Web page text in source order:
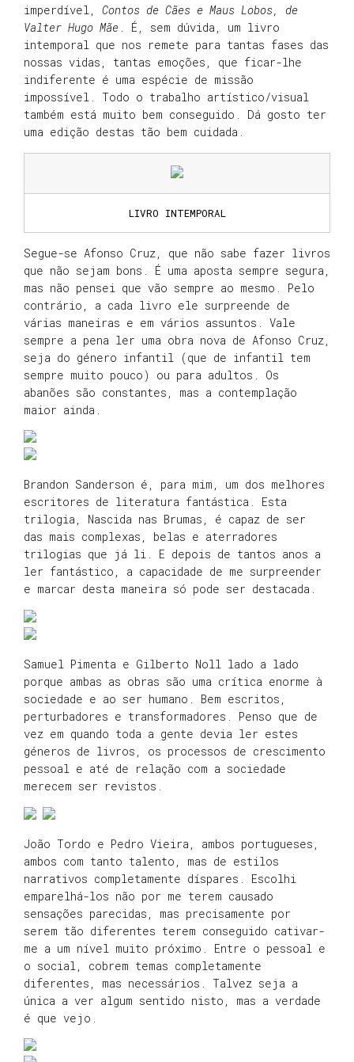
imperdível, Contos de Cães e Maus Lobos, de
Valter Hugo Mãe . É, sem dúvida, um livro
intemporal que nos remete para tantas fases das
nossas vidas, tantas emoções, que ficar-lhe
indiferente é uma espécie de missão
impossível. Todo o trabalho artístico/visual
também está muito bem conseguido. Dá gosto ter
uma edição destas tão bem cuidada.
LIVRO INTEMPORAL
Segue-se Afonso Cruz, que não sabe fazer livros
que não sejam bons. É uma aposta sempre segura,
mas não pensei que vão sempre ao mesmo. Pelo
contrário, a cada livro ele surpreende de
várias maneiras e em vários assuntos. Vale
sempre a pena ler uma obra nova de Afonso Cruz,
seja do género infantil (que de infantil tem
sempre muito pouco) ou para adultos. Os
abanões são constantes, mas a contemplação
maior ainda.
Brandon Sanderson é, para mim, um dos melhores
escritores de literatura fantástica. Esta
trilogia, Nascida nas Brumas, é capaz de ser
das mais complexas, belas e aterradores
trilogias que já li. E depois de tantos anos a
ler fantástico, a capacidade de me surpreender
e marcar desta maneira só pode ser destacada.
Samuel Pimenta e Gilberto Noll lado a lado
porque ambas as obras são uma crítica enorme à
sociedade e ao ser humano. Bem escritos,
perturbadores e transformadores. Penso que de
vez em quando toda a gente devia ler estes
géneros de livros, os processos de crescimento
pessoal e até de relação com a sociedade
merecem ser revistos.
João Tordo e Pedro Vieira, ambos portugueses,
ambos com tanto talento, mas de estilos
narrativos completamente díspares. Escolhi
emparelhá-los não por me terem causado
sensações parecidas, mas precisamente por
serem tão diferentes terem conseguido cativar-
me a um nível muito próximo. Entre o pessoal e
o social, cobrem temas completamente
diferentes, mas necessários. Talvez seja a
única a ver algum sentido nisto, mas a verdade
é que vejo.